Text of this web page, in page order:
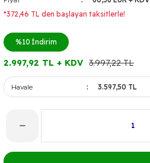
*372,46 TL den başlayan taksitlerle!
%10 İndirim
2.997,92 TL + KDV 3.997,22 TL
Havale 3.597,50 TL